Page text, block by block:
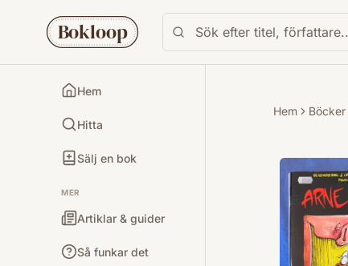
Bokloop
Hem
Hitta
Sälj en bok
MER
Artiklar & guider
Så funkar det
Hem Böcker